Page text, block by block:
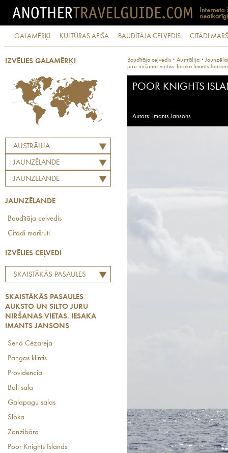
GALAMĒRĶI KULTŪRAS AFIŠA BAUDĪTĀJA CEĻVEDIS CITĀDI
IZVĒLIES GALAMĒRĶI
AUSTRĀLIJA
JAUNZĒLANDE
JAUNZĒLANDE
JAUNZĒLANDE
Baudītāja ceļvedis
Citādi maršruti
IZVĒLIES CEĻVEDI
SKAISTĀKĀS PASAULES
NIRŠANAS VIETAS. IESAKA
IMANTS JANSONS
SKAISTĀKĀS PASAULES
AUKSTO UN SILTO JŪRU
NIRŠANAS VIETAS. IESAKA
IMANTS JANSONS
Senā Cēzareja
Pangas klintis
Providencia
Bali sala
Galapagu salas
Sloka
Zanzibāra
Poor Knights Islands
Baudītāja ceļvedis · Austrālija ·
jūru niršanas vietas. Iesaka Imants Jansons
POOR KNIGHTS
Autors: Imants Jansons